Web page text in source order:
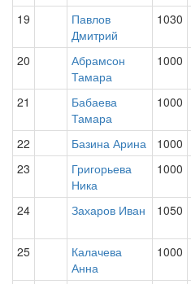
19
Павлов
Дмитрий
1030
20
Абрамсон
Тамара
1000
21
Бабаева
Тамара
1000
22 Базина Арина 1000
23
Григорьева
Ника
1000
24 Захаров Иван 1050
25
Калачева
Анна
1000